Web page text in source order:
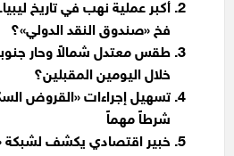
أكبر عملية نهب في تاريخ
فخ «صندوق النقد الدولي»؟
طقس معتدل شمالاً وحار
خلال اليومين المقبلين؟
تسهيل إجراءات «القروض
شرطاً مهماً
خبير اقتصادي يكشف لشبكة